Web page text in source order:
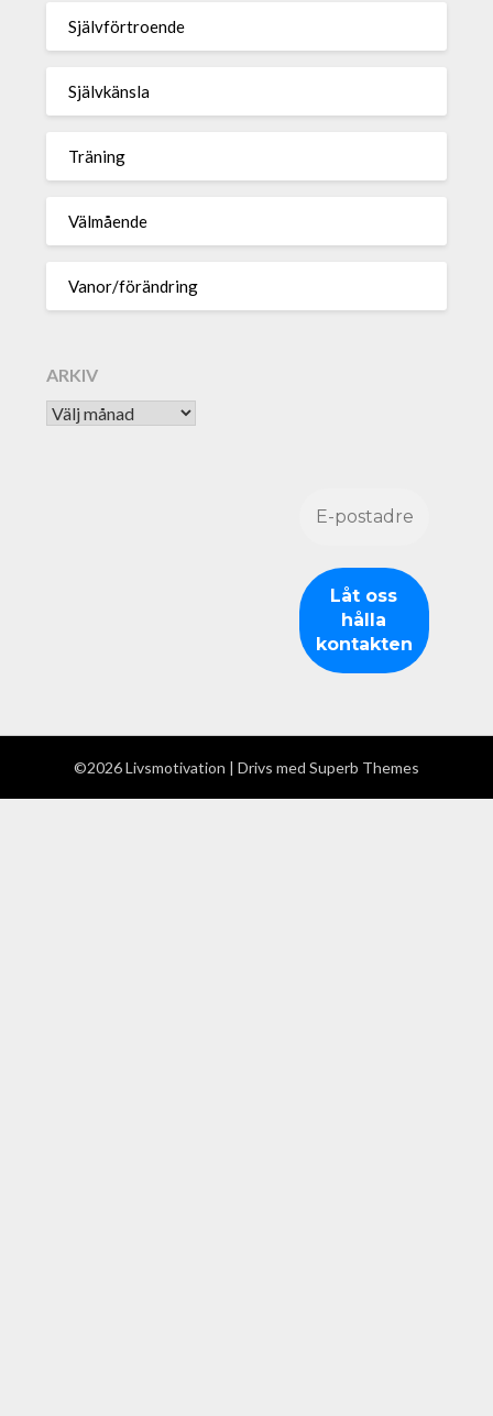
Självförtroende
Självkänsla
Träning
Välmående
Vanor/förändring
ARKIV
Arkiv
©2026 Livsmotivation | Drivs med Superb Themes